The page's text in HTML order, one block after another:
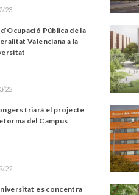
23
Pública de la
Valenciana a la
22
triarà el projecte
del Campus
22
es concentra